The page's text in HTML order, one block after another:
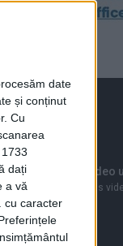
date
și conținut
Cu
dați
a vă
cu caracter